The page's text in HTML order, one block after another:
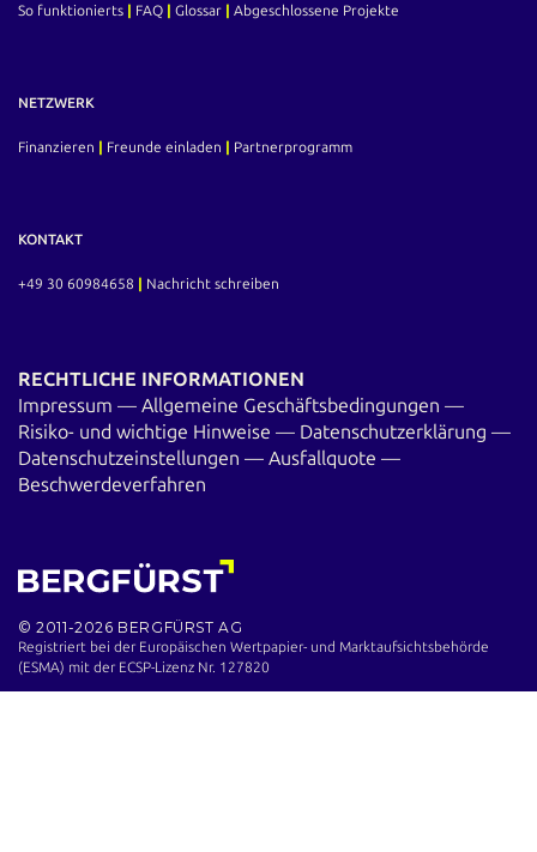
So funktionierts | FAQ | Glossar | Abgeschlossene Projekte
NETZWERK
Finanzieren | Freunde einladen | Partnerprogramm
KONTAKT
+49 30 60984658 | Nachricht schreiben
RECHTLICHE INFORMATIONEN
Impressum — Allgemeine Geschäftsbedingungen —
Risiko- und wichtige Hinweise — Datenschutzerklärung —
Datenschutzeinstellungen — Ausfallquote —
Beschwerdeverfahren
© 2011-2026 BERGFÜRST AG
Registriert bei der Europäischen Wertpapier- und Marktaufsichts­behörde
(ESMA) mit der ECSP-Lizenz Nr. 127820